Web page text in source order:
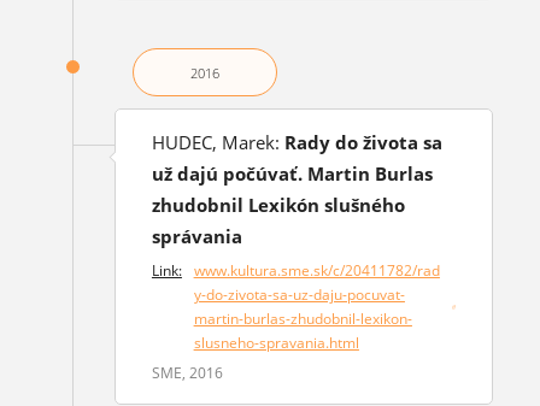
2016
HUDEC, Marek: Rady do života sa
už dajú počúvať. Martin Burlas
zhudobnil Lexikón slušného
správania
Link: www.kultura.sme.sk/c/20411782/rad
y-do-zivota-sa-uz-daju-pocuvat-
martin-burlas-zhudobnil-lexikon-
slusneho-spravania.html
(opens in a new window)
SME, 2016